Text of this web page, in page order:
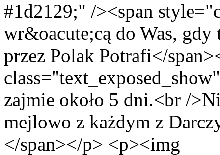
#1d2129;" /><span
wr&oacute;cą do Was,
przez Polak Potrafi</
zajmie około 5 dni.<br /
mejlowo z każdym z
</span></p> <p><img